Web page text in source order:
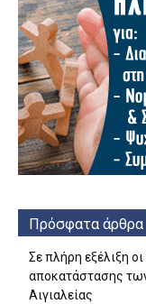
Πρόσφατα άρθρα
Σε πλήρη εξέλιξη
αποκατάστασης
Αιγιαλείας